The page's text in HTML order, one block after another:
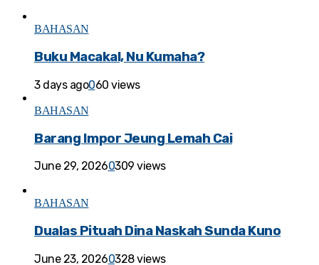
BAHASAN
Buku Macakal, Nu Kumaha?
3 days ago060 views
BAHASAN
Barang Impor Jeung Lemah Cai
June 29, 20260309 views
BAHASAN
Dualas Pituah Dina Naskah Sunda Kuno
June 23, 20260328 views